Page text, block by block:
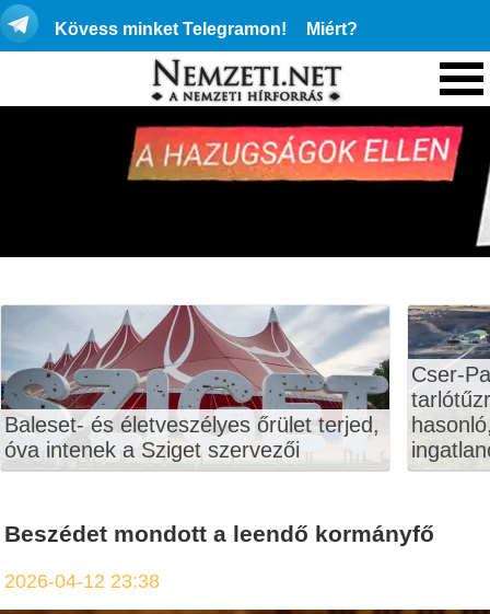
Kövess minket Telegramon! Miért?
Baleset- és életveszélyes őrület terjed,
óva intenek a Sziget szervezői
Cser-
Beszédet mondott a leendő kormányfő
2026-04-12 23:38